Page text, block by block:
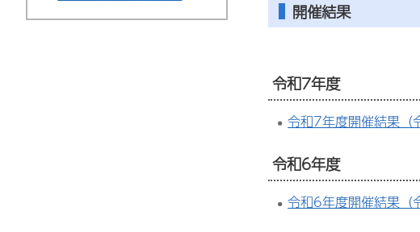
開催結果
令和7年度
令和7年度開催結果（
令和6年度
令和6年度開催結果（